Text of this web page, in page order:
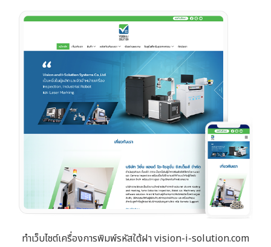
ทำเว็บไซต์เครื่องการพิมพ์รหัสใต้ฝา vision-i-solution.com